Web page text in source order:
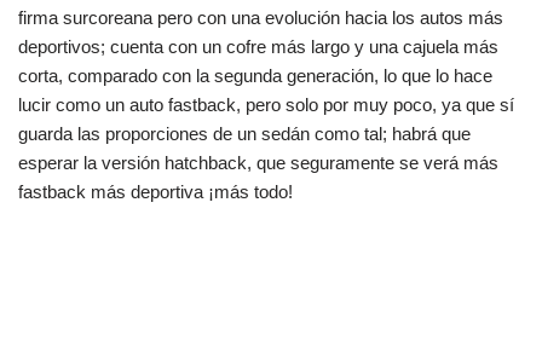
firma surcoreana pero con una evolución hacia los autos más
deportivos; cuenta con un cofre más largo y una cajuela más
corta, comparado con la segunda generación, lo que lo hace
lucir como un auto fastback, pero solo por muy poco, ya que sí
guarda las proporciones de un sedán como tal; habrá que
esperar la versión hatchback, que seguramente se verá más
fastback más deportiva ¡más todo!